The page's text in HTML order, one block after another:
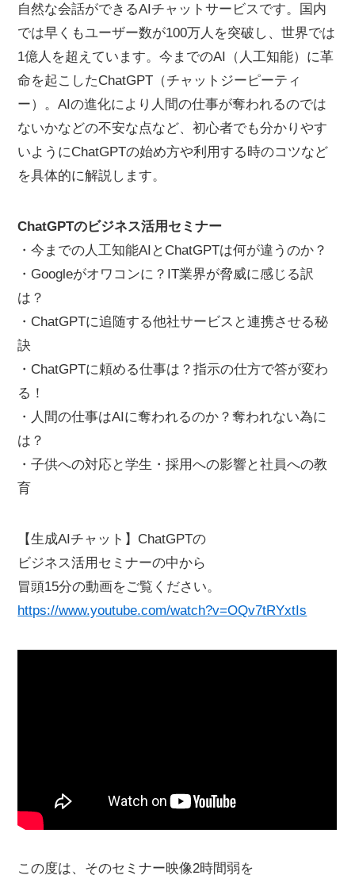
自然な会話ができるAIチャットサービスです。国内
では早くもユーザー数が100万人を突破し、世界では
1億人を超えています。今までのAI（人工知能）に革
命を起こしたChatGPT（チャットジーピーティ
ー）。AIの進化により人間の仕事が奪われるのでは
ないかなどの不安な点など、初心者でも分かりやす
いようにChatGPTの始め方や利用する時のコツなど
を具体的に解説します。
ChatGPTのビジネス活用セミナー
・今までの人工知能AIとChatGPTは何が違うのか？
・Googleがオワコンに？IT業界が脅威に感じる訳
は？
・ChatGPTに追随する他社サービスと連携させる秘
訣
・ChatGPTに頼める仕事は？指示の仕方で答が変わ
る！
・人間の仕事はAIに奪われるのか？奪われない為に
は？
・子供への対応と学生・採用への影響と社員への教
育
【生成AIチャット】ChatGPTの
ビジネス活用セミナーの中から
冒頭15分の動画をご覧ください。
https://www.youtube.com/watch?v=OQv7tRYxtIs
この度は、そのセミナー映像2時間弱を